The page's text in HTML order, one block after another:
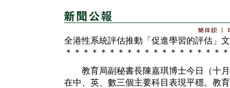
全港性系統評估推動「促進學習的評估」
＊＊＊＊＊＊＊＊＊＊＊＊＊＊＊＊＊＊
教育局副秘書長陳嘉琪博士今日（十月
在中、英、數三個主要科目表現平穩。教